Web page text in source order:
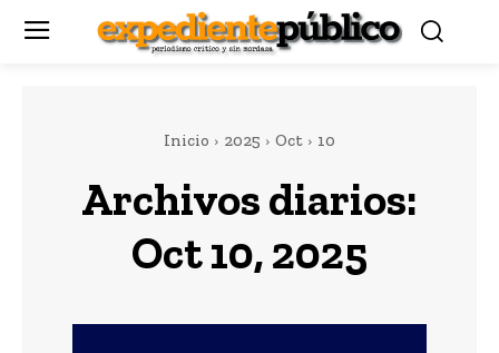
Inicio 2025 Oct 10
Archivos diarios:
Oct 10, 2025